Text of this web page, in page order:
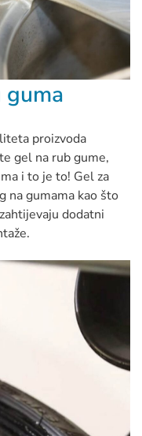
guma
proizvoda
gel na rub gume,
i to je to! Gel za
na gumama kao što
dodatni